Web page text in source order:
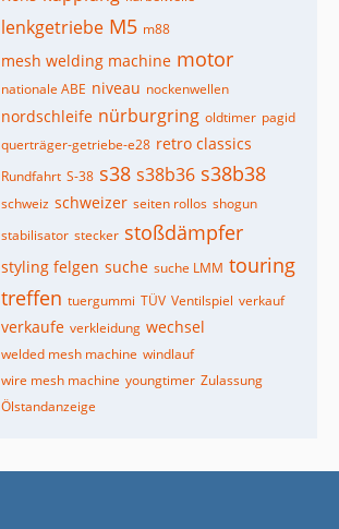
lenkgetriebe M5 m88
mesh welding machine motor
nationale ABE niveau nockenwellen
nordschleife nürburgring oldtimer pagid
querträger-getriebe-e28 retro classics
Rundfahrt S-38 s38 s38b36 s38b38
schweiz schweizer seiten rollos shogun
stabilisator stecker stoßdämpfer
styling felgen suche suche LMM touring
treffen tuergummi TÜV Ventilspiel verkauf
verkaufe verkleidung wechsel
welded mesh machine windlauf
wire mesh machine youngtimer Zulassung
Ölstandanzeige